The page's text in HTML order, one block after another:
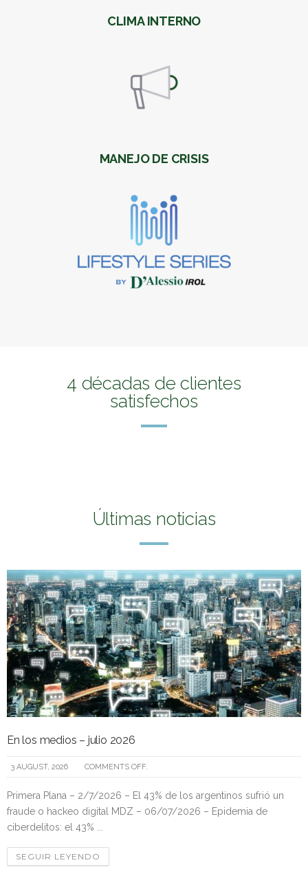
CLIMA INTERNO
MANEJO DE CRISIS
4 décadas de clientes
satisfechos
Últimas noticias
En los medios – julio 2026
3 AUGUST, 2026 COMMENTS OFF.
Primera Plana – 2/7/2026 – El 43% de los argentinos sufrió un
fraude o hackeo digital MDZ – 06/07/2026 – Epidemia de
ciberdelitos: el 43% ...
SEGUIR LEYENDO